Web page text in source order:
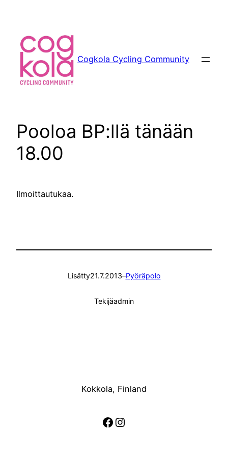
Cogkola Cycling Community
Pooloa BP:llä tänään
18.00
Ilmoittautukaa.
Lisätty21.7.2013–Pyöräpolo
Tekijäadmin
Kokkola, Finland
Facebook
Instagram